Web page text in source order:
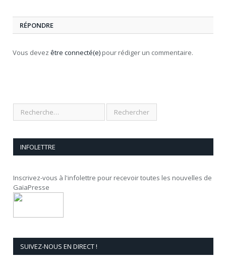
RÉPONDRE
Vous devez être connecté(e) pour rédiger un commentaire.
INFOLETTRE
Inscrivez-vous à l'infolettre pour recevoir toutes les nouvelles de
GaïaPresse
SUIVEZ-NOUS EN DIRECT !